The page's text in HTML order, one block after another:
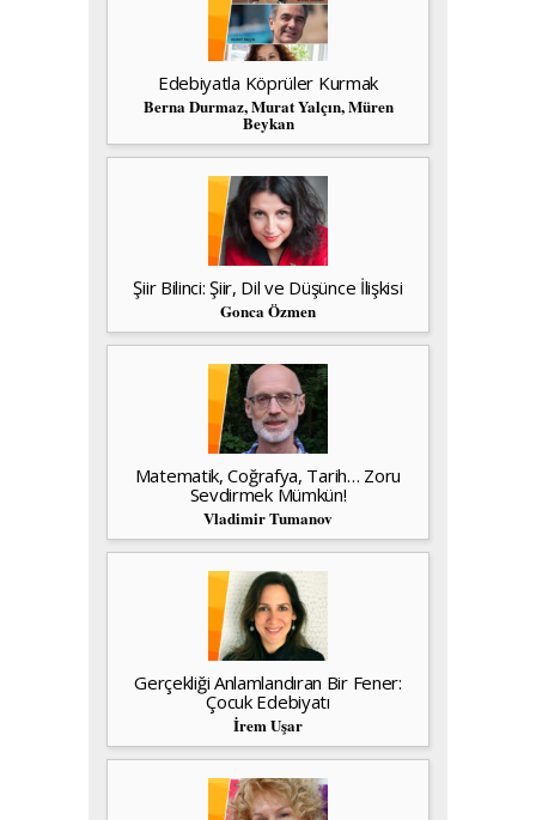
Edebiyatla Köprüler Kurmak
Berna Durmaz, Murat Yalçın, Müren
Beykan
Şiir Bilinci: Şiir, Dil ve Düşünce İlişkisi
Gonca Özmen
Matematik, Coğrafya, Tarih… Zoru
Sevdirmek Mümkün!
Vladimir Tumanov
Gerçekliği Anlamlandıran Bir Fener:
Çocuk Edebiyatı
İrem Uşar